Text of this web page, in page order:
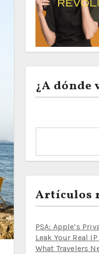
¿A dónde
Artículos
PSA: Apple’s
Leak Your Real
What Travelers